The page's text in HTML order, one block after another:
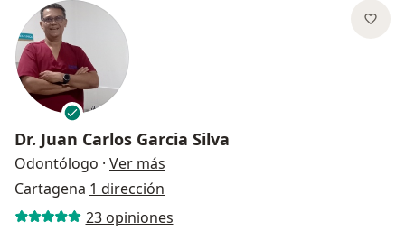
Dr. Juan Carlos Garcia Silva
Odontólogo · Ver más
Cartagena 1 dirección
23 opiniones